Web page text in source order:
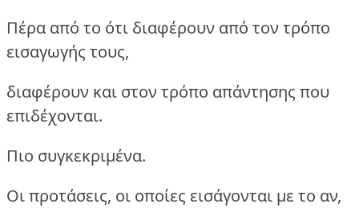
Πέρα από το ότι διαφέρουν από τον τρόπο
εισαγωγής τους,
διαφέρουν και στον τρόπο απάντησης που
επιδέχονται.
Πιο συγκεκριμένα.
Οι προτάσεις, οι οποίες εισάγονται με το αν,